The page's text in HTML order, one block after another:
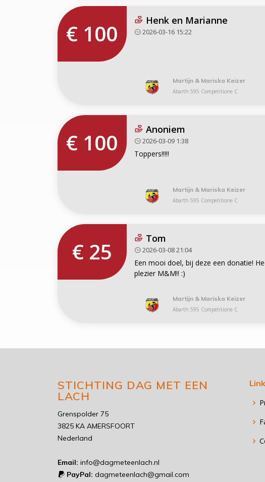
€ 100 Henk en Marianne
2026-03-16 15:22
Martijn & Mariska Keizer
Abarth 595 Competitione C
€ 100 Anoniem
2026-03-09 1:38
Toppers!!!!!
Martijn & Mariska Keizer
Abarth 595 Competitione C
€ 25 Tom
2026-03-08 21:04
Een mooi doel, bij deze een donatie!
plezier M&M!! :)
Martijn & Mariska Keizer
Abarth 595 Competitione C
STICHTING DAG MET EEN
LACH
Grenspolder 75
3825 KA AMERSFOORT
Nederland
Email: info@dagmeteenlach.nl
PayPal: dagmeteenlach@gmail.com